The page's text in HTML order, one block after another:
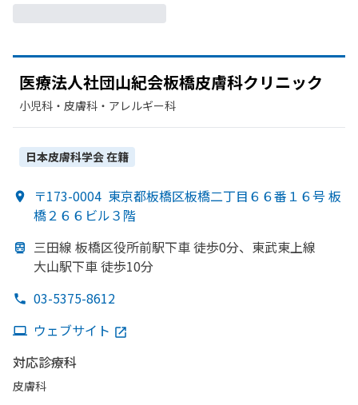
医療法人社団山紀会板橋皮膚科クリニック
小児科・​皮膚科・​アレルギー科
日本皮膚科学会在籍
〒173-0004 東京都板橋区板橋二丁目６６番１６号 板
橋２６６ビル３階
三田線 板橋区役所前駅下車 徒歩0分、 東武東上線
大山駅下車 徒歩10分
03-5375-8612
ウェブサイト
対応診療科
皮膚科